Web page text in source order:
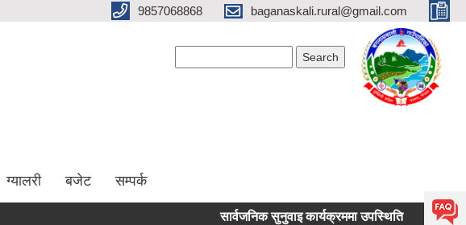
9857068868 baganaskali.rural@gmail.com
ग्यालरी बजेट सम्पर्क
सार्वजनिक सुनुवाइ कार्यक्रममा उपस्थिति निर्माण जन्य